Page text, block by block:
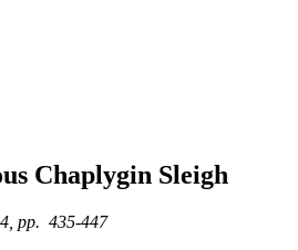
Chaplygin Sleigh
pp. 435-447